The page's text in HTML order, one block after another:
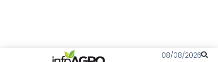
08/08/2026